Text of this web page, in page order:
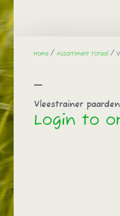
Home / Assortiment totaal /
Vleestrainer
Login to